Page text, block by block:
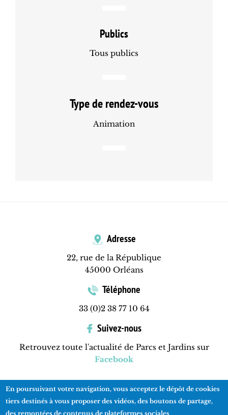
Publics
Tous publics
Type de rendez-vous
Animation
Adresse
22, rue de la République
45000 Orléans
Téléphone
33 (0)2 38 77 10 64
Suivez-nous
Retrouvez toute l'actualité de Parcs et Jardins sur
Facebook
Contactez-nous Mentions légales Plan du site
En poursuivant votre navigation, vous acceptez le dépôt de cookies
tiers destinés à vous proposer des vidéos, des boutons de partage,
des remontées de contenus de plateformes sociales